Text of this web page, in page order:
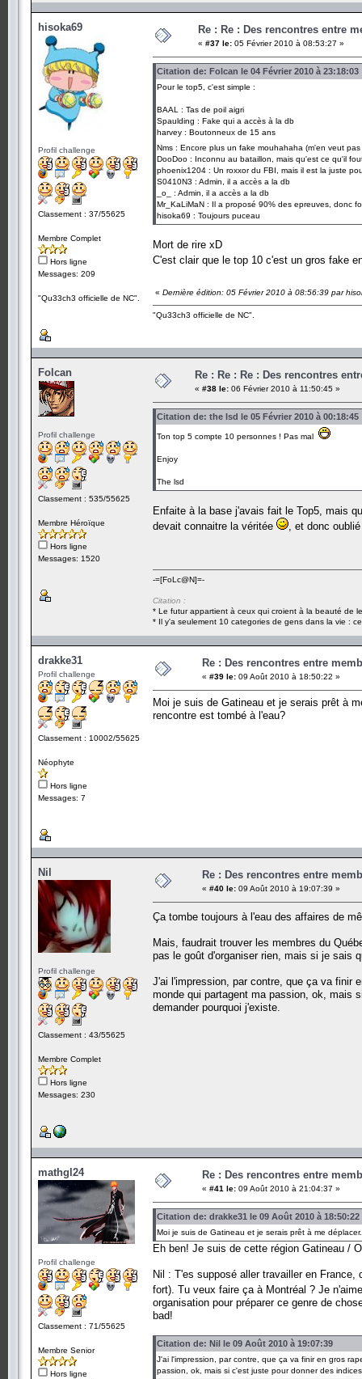
hisoka69
Profil challenge
Classement : 37/55625
Membre Complet
Hors ligne
Messages: 209
"Qu33ch3 officielle de NC".
Re : Re : Des rencontres entre
« #37 le: 05 Février 2010 à 08:53:27 »
Citation de: Folcan le 04 Février 2010 à 23:18:03
Pour le top5, c'est simple :
BAAL : Tas de poil aigri
Spaulding : Fake qui a accès à la db
harvey : Boutonneux de 15 ans
Nms : Encore plus un fake mouhahaha (m'en veut
DooDoo : Inconnu au bataillon, mais qu'est ce qu'il
phoenix1204 : Un roxxor du FBI, mais il est la juste
S0410N3 : Admin, il a accès a la db
_o_ : Admin, il a accès a la db
Mr_KaLiMaN : Il a proposé 90% des epreuves, donc
hisoka69 : Toujours puceau
Mort de rire xD
C'est clair que le top 10 c'est un gros fake
« Dernière édition: 05 Février 2010 à 08:56:39 par
"Qu33ch3 officielle de NC".
Folcan
Profil challenge
Classement : 535/55625
Membre Héroïque
Hors ligne
Messages: 1520
Re : Re : Re : Des rencontres
« #38 le: 06 Février 2010 à 11:50:45 »
Citation de: the lsd le 05 Février 2010 à 00:18:45
Ton top 5 compte 10 personnes ! Pas mal
Enjoy
The lsd
Enfaite à la base j'avais fait le Top5, mais
devait connaitre la véritée
, et donc
-=[FoLc@N]=-
Citation :
* Le futur appartient à ceux qui croient à la beauté de
* Il y'a seulement 10 categories de gens dans la vie :
drakke31
Profil challenge
Classement : 10002/55625
Néophyte
Hors ligne
Messages: 7
Re : Des rencontres entre
« #39 le: 09 Août 2010 à 18:50:22 »
Moi je suis de Gatineau et je serais prêt à
rencontre est tombé à l'eau?
Nil
Profil challenge
Classement : 43/55625
Membre Complet
Hors ligne
Messages: 230
Re : Des rencontres entre
« #40 le: 09 Août 2010 à 19:07:39 »
Ça tombe toujours à l'eau des affaires de
Mais, faudrait trouver les membres du
pas le goût d'organiser rien, mais si je sais
J'ai l'impression, par contre, que ça va finir
monde qui partagent ma passion, ok, mais
demander pourquoi j'existe.
mathgl24
Profil challenge
Classement : 71/55625
Membre Senior
Hors ligne
Re : Des rencontres entre
« #41 le: 09 Août 2010 à 21:04:37 »
Citation de: drakke31 le 09 Août 2010 à 18:50:22
Moi je suis de Gatineau et je serais prêt à me
Eh ben! Je suis de cette région Gatineau /
Nil : T'es supposé aller travailler en
fort). Tu veux faire ça à Montréal ? Je
organisation pour préparer ce genre de
bad!
Citation de: Nil le 09 Août 2010 à 19:07:39
J'ai l'impression, par contre, que ça va finir en gros
passion, ok, mais si c'est juste pour donner des